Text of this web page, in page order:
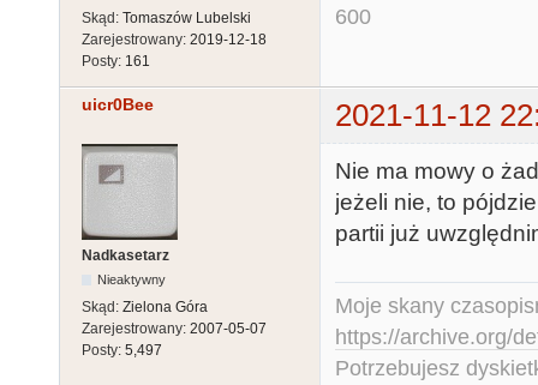
Skąd: Tomaszów Lubelski
Zarejestrowany: 2019-12-18
Posty: 161
600
uicr0Bee 2021-11-12
Nadkasetarz
Nieaktywny
Skąd: Zielona Góra
Zarejestrowany: 2007-05-07
Posty: 5,497
Nie ma mowy o
jeżeli nie, to
partii już
Moje skany
https://archive.org/
Potrzebujesz